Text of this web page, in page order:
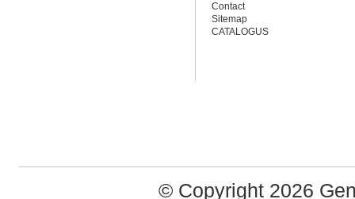
Contact
Sitemap
CATALOGUS
© Copyright 2026